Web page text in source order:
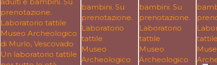
prenotazione.
Laboratorio tattile
Museo Archeologico
di Murlo, Vescovado
Un laboratorio tattile
bambini. Su
prenotazione.
Laboratorio
tattile
Museo
Archeologico
bambini. Su
prenotazione.
Laboratorio
tattile
Museo
Archeologico